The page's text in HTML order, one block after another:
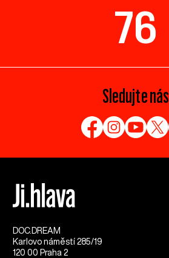
76
Sledujte nás
DOC.DREAM​
Karlovo náměstí 285/19
120 00 Praha 2